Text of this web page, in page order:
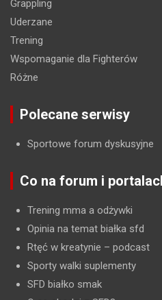
Grappling
Uderzane
Trening
Wspomaganie dla Fighterów
Różne
Polecane serwisy
Sportowe forum dyskusyjne
Co na forum i
Trening mma a odżywki
Opinia na temat białka sfd
Rtęć w kreatynie – podcast
Sporty walki suplementy
SFD białko smak